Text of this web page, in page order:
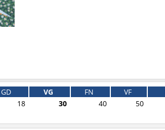
GD VG FN VF
18 30 40 50